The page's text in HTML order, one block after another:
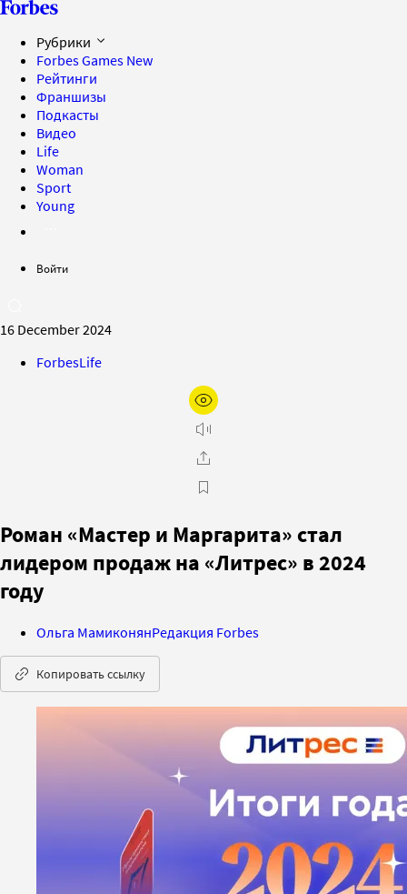
Рубрики
Forbes Games New
Рейтинги
Франшизы
Подкасты
Видео
Life
Woman
Sport
Young
Войти
16 December 2024
ForbesLife
Роман «Мастер и Маргарита» стал
лидером продаж на «Литрес» в 2024
году
Ольга МамиконянРедакция Forbes
Копировать ссылку